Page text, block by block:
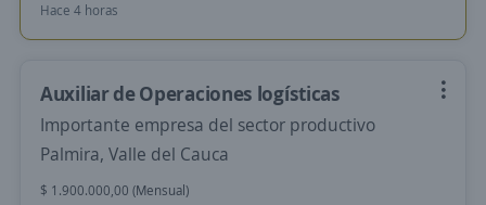
Hace 4 horas
Auxiliar de Operaciones logísticas
Importante empresa del sector productivo
Palmira, Valle del Cauca
$ 1.900.000,00 (Mensual)